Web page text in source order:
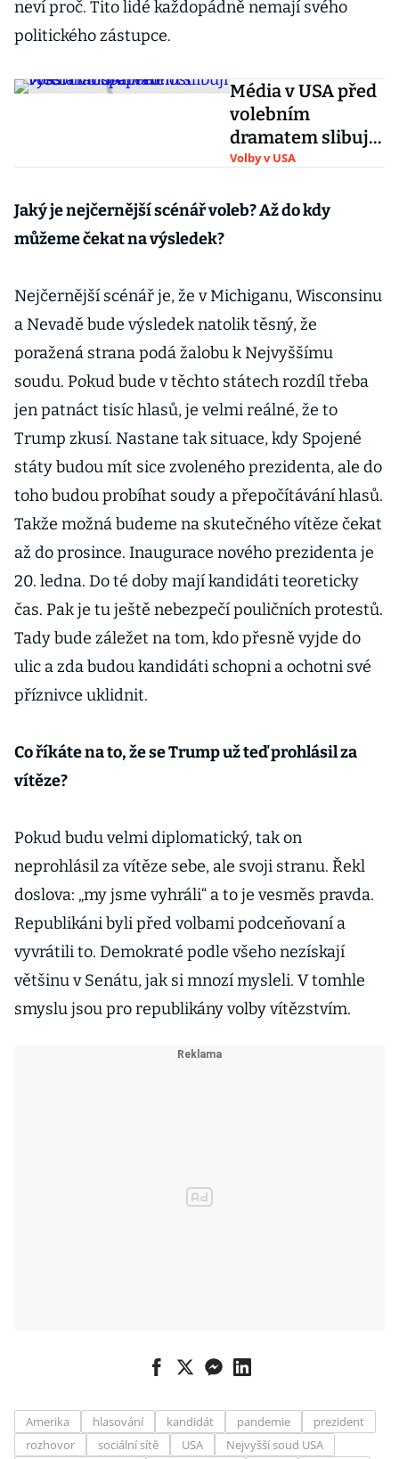
neví proč. Tito lidé každopádně nemají svého
politického zástupce.
Média v USA před
volebním
dramatem slibují
vyšší
Volby v USA
Jaký je nejčernější scénář voleb? Až do kdy
můžeme čekat na výsledek?
Nejčernější scénář je, že v Michiganu, Wisconsinu
a Nevadě bude výsledek natolik těsný, že
poražená strana podá žalobu k Nejvyššímu
soudu. Pokud bude v těchto státech rozdíl třeba
jen patnáct tisíc hlasů, je velmi reálné, že to
Trump zkusí. Nastane tak situace, kdy Spojené
státy budou mít sice zvoleného prezidenta, ale do
toho budou probíhat soudy a přepočítávání hlasů.
Takže možná budeme na skutečného vítěze čekat
až do prosince. Inaugurace nového prezidenta je
20. ledna. Do té doby mají kandidáti teoreticky
čas. Pak je tu ještě nebezpečí pouličních protestů.
Tady bude záležet na tom, kdo přesně vyjde do
ulic a zda budou kandidáti schopni a ochotni své
příznivce uklidnit.
Co říkáte na to, že se Trump už teď prohlásil za
vítěze?
Pokud budu velmi diplomatický, tak on
neprohlásil za vítěze sebe, ale svoji stranu. Řekl
doslova: „my jsme vyhráli“ a to je vesměs pravda.
Republikáni byli před volbami podceňovaní a
vyvrátili to. Demokraté podle všeho nezískají
většinu v Senátu, jak si mnozí mysleli. V tomhle
smyslu jsou pro republikány volby vítězstvím.
Amerika hlasování kandidát pandemie
prezident
rozhovor
sociální sítě USA
Nejvyšší soud USA